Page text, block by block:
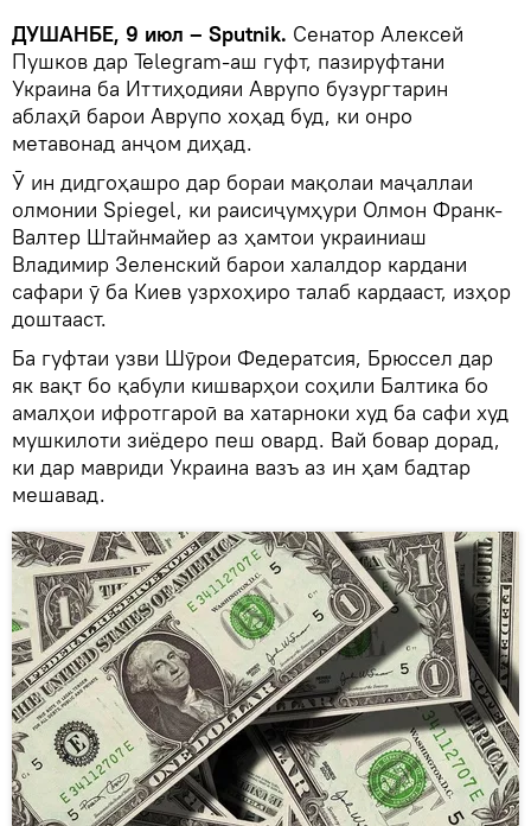
ДУШАНБЕ, 9 июл – Sputnik. Сенатор Алексей
Пушков дар Telegram-аш гуфт, пазируфтани
Украина ба Иттиҳодияи Аврупо бузургтарин
аблаҳӣ барои Аврупо хоҳад буд, ки онро
метавонад анҷом диҳад.
Ӯ ин дидгоҳашро дар бораи мақолаи маҷаллаи
олмонии Spiegel, ки раисиҷумҳури Олмон Франк-
Валтер Штайнмайер аз ҳамтои украиниаш
Владимир Зеленский барои халалдор кардани
сафари ӯ ба Киев узрхоҳиро талаб кардааст, изҳор
доштааст.
Ба гуфтаи узви Шӯрои Федератсия, Брюссел дар
як вақт бо қабули кишварҳои соҳили Балтика бо
амалҳои ифротгароӣ ва хатарноки худ ба сафи худ
мушкилоти зиёдеро пеш овард. Вай бовар дорад,
ки дар мавриди Украина вазъ аз ин ҳам бадтар
мешавад.